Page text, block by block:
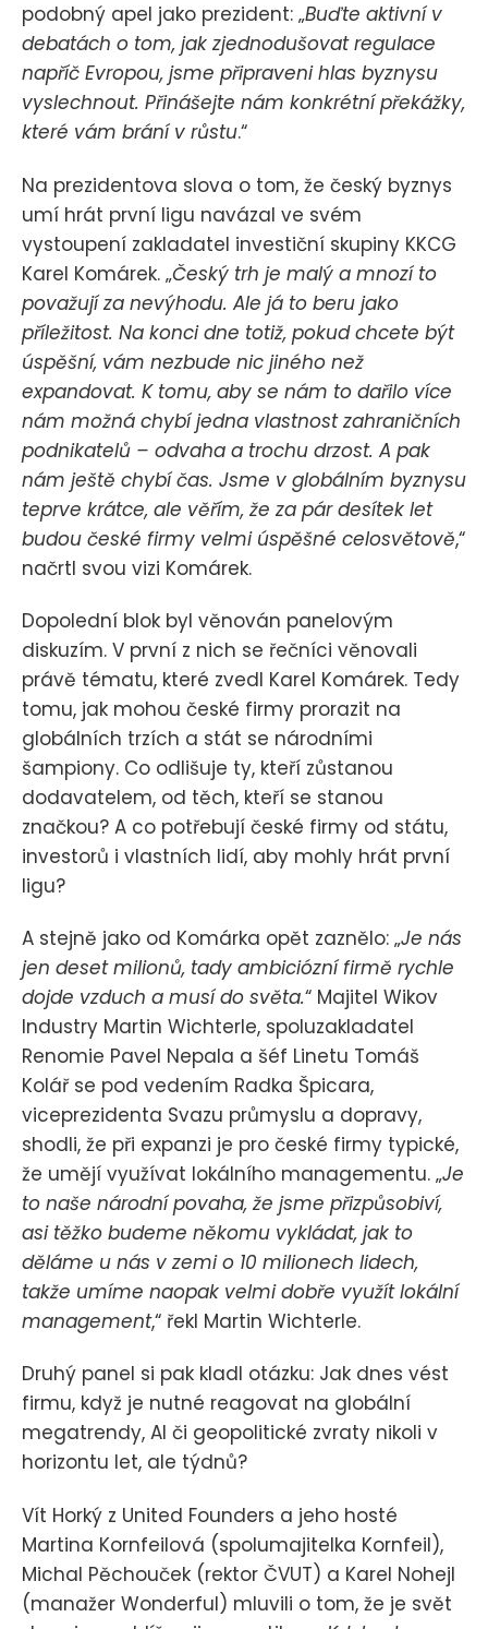
podobný apel jako prezident: „Buďte aktivní v
debatách o tom, jak zjednodušovat regulace
napříč Evropou, jsme připraveni hlas byznysu
vyslechnout. Přinášejte nám konkrétní překážky,
které vám brání v růstu.“
Na prezidentova slova o tom, že český byznys
umí hrát první ligu navázal ve svém
vystoupení zakladatel investiční skupiny KKCG
Karel Komárek. „Český trh je malý a mnozí to
považují za nevýhodu. Ale já to beru jako
příležitost. Na konci dne totiž, pokud chcete být
úspěšní, vám nezbude nic jiného než
expandovat. K tomu, aby se nám to dařilo více
nám možná chybí jedna vlastnost zahraničních
podnikatelů – odvaha a trochu drzost. A pak
nám ještě chybí čas. Jsme v globálním byznysu
teprve krátce, ale věřím, že za pár desítek let
budou české firmy velmi úspěšné celosvětově,“
načrtl svou vizi Komárek.
Dopolední blok byl věnován panelovým
diskuzím. V první z nich se řečníci věnovali
právě tématu, které zvedl Karel Komárek. Tedy
tomu, jak mohou české firmy prorazit na
globálních trzích a stát se národními
šampiony. Co odlišuje ty, kteří zůstanou
dodavatelem, od těch, kteří se stanou
značkou? A co potřebují české firmy od státu,
investorů i vlastních lidí, aby mohly hrát první
ligu?
A stejně jako od Komárka opět zaznělo: „Je nás
jen deset milionů, tady ambiciózní firmě rychle
dojde vzduch a musí do světa.“ Majitel Wikov
Industry Martin Wichterle, spoluzakladatel
Renomie Pavel Nepala a šéf Linetu Tomáš
Kolář se pod vedením Radka Špicara,
viceprezidenta Svazu průmyslu a dopravy,
shodli, že při expanzi je pro české firmy typické,
že umějí využívat lokálního managementu. „Je
to naše národní povaha, že jsme přizpůsobiví,
asi těžko budeme někomu vykládat, jak to
děláme u nás v zemi o 10 milionech lidech,
takže umíme naopak velmi dobře využít lokální
management,“ řekl Martin Wichterle.
Druhý panel si pak kladl otázku: Jak dnes vést
firmu, když je nutné reagovat na globální
megatrendy, AI či geopolitické zvraty nikoli v
horizontu let, ale týdnů?
Vít Horký z United Founders a jeho hosté
Martina Kornfeilová (spolumajitelka Kornfeil),
Michal Pěchouček (rektor ČVUT) a Karel Nohejl
(manažer Wonderful) mluvili o tom, že je svět